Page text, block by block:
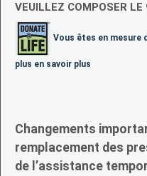
VEUILLEZ COMPOSER LE
Vous êtes en mesure
plus en savoir plus
Changements
remplacement des
de l’assistance